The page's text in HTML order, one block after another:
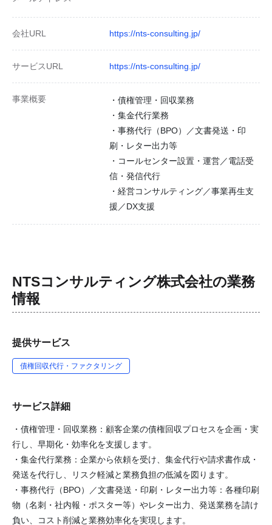
会社URL https://nts-consulting.jp/
サービスURL https://nts-consulting.jp/
事業概要
・債権管理・回収業務
・集金代行業務
・事務代行（BPO）／文書発送・印
刷・レター出力等
・コールセンター設置・運営／電話受
信・発信代行
・経営コンサルティング／事業再生支
援／DX支援
NTSコンサルティング株式会社の業務
情報
提供サービス
債権回収代行・ファクタリング
サービス詳細
・債権管理・回収業務：顧客企業の債権回収プロセスを企画・実
行し、早期化・効率化を支援します。
・集金代行業務：企業から依頼を受け、集金代行や請求書作成・
発送を代行し、リスク軽減と業務負担の低減を図ります。
・事務代行（BPO）／文書発送・印刷・レター出力等：各種印刷
物（名刺・社内報・ポスター等）やレター出力、発送業務を請け
負い、コスト削減と業務効率化を実現します。